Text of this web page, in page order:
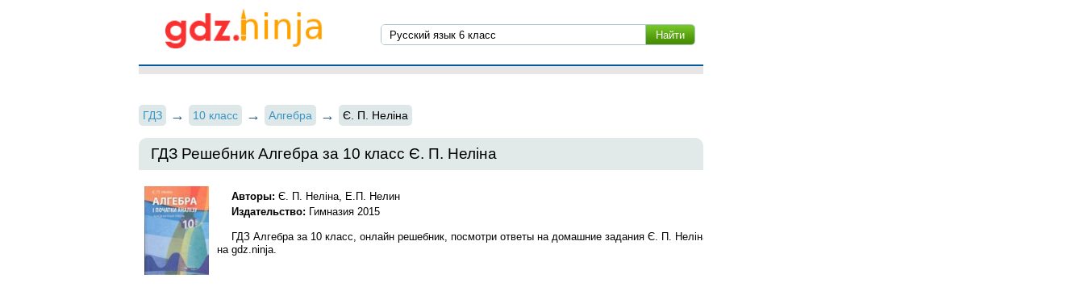
ГДЗ 10 класс Алгебра Є. П. Неліна
ГДЗ Решебник Алгебра за 10 класс Є. П. Неліна
Авторы: Є. П. Неліна, Е.П. Нелин
Издательство: Гимназия 2015
ГДЗ Алгебра за 10 класс, онлайн решебник, посмотри ответы на домашние задания Є. П. Неліна
на gdz.ninja.